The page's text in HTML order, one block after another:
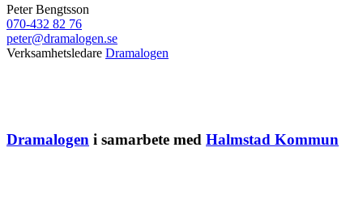
Peter Bengtsson
070-432 82 76
peter@dramalogen.se
Verksamhetsledare Dramalogen
Dramalogen i samarbete med Halmstad Kommun